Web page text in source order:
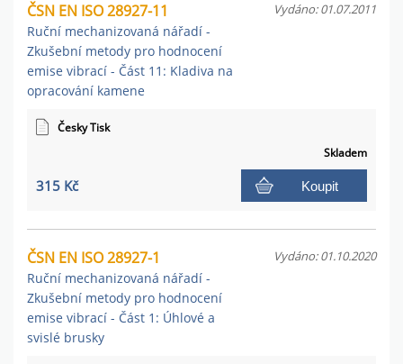
ČSN EN ISO 28927-11
Ruční mechanizovaná nářadí -
Zkušební metody pro hodnocení
emise vibrací - Část 11: Kladiva na
opracování kamene
Vydáno: 01.07.2011
Česky Tisk
Skladem
315 Kč Koupit
ČSN EN ISO 28927-1
Ruční mechanizovaná nářadí -
Zkušební metody pro hodnocení
emise vibrací - Část 1: Úhlové a
svislé brusky
Vydáno: 01.10.2020